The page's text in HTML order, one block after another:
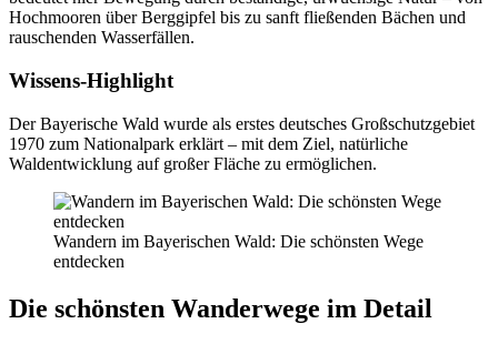
Hochmooren über Berggipfel bis zu sanft fließenden Bächen und
rauschenden Wasserfällen.
Wissens-Highlight
Der Bayerische Wald wurde als erstes deutsches Großschutzgebiet
1970 zum Nationalpark erklärt – mit dem Ziel, natürliche
Waldentwicklung auf großer Fläche zu ermöglichen.
Wandern im Bayerischen Wald: Die schönsten Wege
entdecken
Die schönsten Wanderwege im Detail